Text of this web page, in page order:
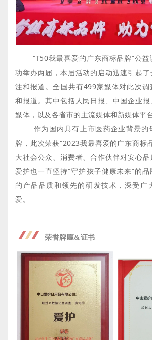
“T50我最喜爱的广东商标品牌”公益
功举办两届，本届活动的启动迅速引起
注和报道。全国共有499家媒体对此次调
和报道。其中包括人民日报、中国企业
媒体，以及各省市的主流媒体和新媒体平台
作为国内具有上市医药企业背景的
牌，此次荣获“2023我最喜爱的广东商标
大社会公众、消费者、合作伙伴对安心品
爱护也一直坚持“守护孩子健康未来”的
的产品品质和领先的研发技术，深受广
爱。
荣誉牌匾&证书